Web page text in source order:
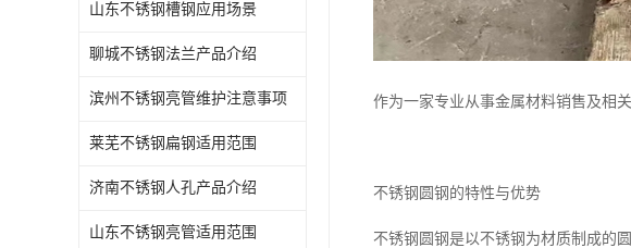
山东不锈钢槽钢应用场景
聊城不锈钢法兰产品介绍
滨州不锈钢亮管维护注意事项
莱芜不锈钢扁钢适用范围
济南不锈钢人孔产品介绍
山东不锈钢亮管适用范围
作为一家专业从事金属材料销售及相
不锈钢圆钢的特性与优势
不锈钢圆钢是以不锈钢为材质制成的